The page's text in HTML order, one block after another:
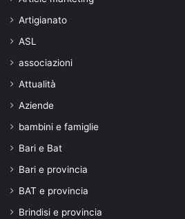
Artigianato
ASL
associazioni
Attualità
Aziende
bambini e famiglie
Bari e Bat
Bari e provincia
BAT e provincia
Brindisi e provincia